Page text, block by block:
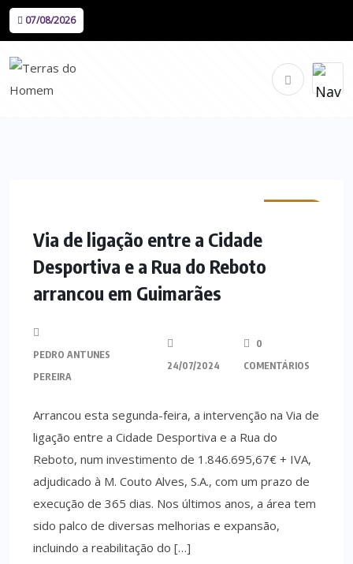
07/08/2026
Via de ligação entre a Cidade
Desportiva e a Rua do Reboto
arrancou em Guimarães
PEDRO ANTUNES
PEREIRA
24/07/2024
0
COMENTÁRIOS
Arrancou esta segunda-feira, a intervenção na Via de
ligação entre a Cidade Desportiva e a Rua do
Reboto, num investimento de 1.846.695,67€ + IVA,
adjudicado à M. Couto Alves, S.A., com um prazo de
execução de 365 dias. Nos últimos anos, a área tem
sido palco de diversas melhorias e expansão,
incluindo a reabilitação do […]